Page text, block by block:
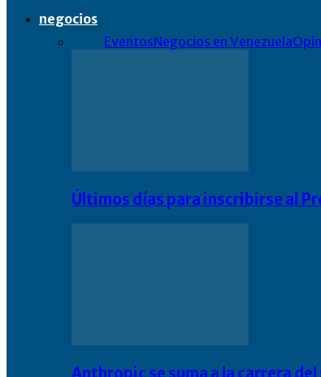
negocios
EventosNegocios en Venezuela
Últimos días para inscribirse al